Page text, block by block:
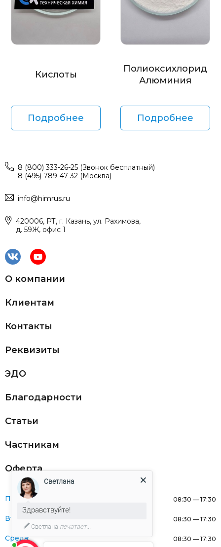
Кислоты
Подробнее
Полиоксихлорид
Алюминия
Подробнее
8 (800) 333-26-25 (Звонок бесплатный)
8 (495) 789-47-32 (Москва)
info@himrus.ru
420006, РТ, г. Казань, ул. Рахимова,
д. 59Ж, офис 1
О компании
Клиентам
Контакты
Реквизиты
ЭДО
Благодарности
Статьи
Частникам
Оферта
Понедельник: 08:30 — 17:30
Вторник: 08:30 — 17:30
Среда: 08:30 — 17:30
Светлана
Здравствуйте!
Светлана печатает...